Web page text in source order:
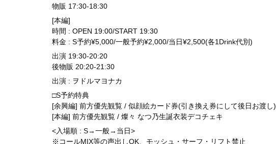
物販 17:30-18:30
[本編]
時間 : OPEN 19:00/START 19:30
料金 : S予約¥5,000/一般予約¥2,000/当日¥2,500(各1Drink代別)
出演 19:30-20:20
後物販 20:20-21:30
出演 : ヲドルマヨナカ
□S予約特典
[余興編] 前方優先観覧 / 似顔絵カード券(引き換え券にして後日お渡し)
[本編] 前方優先観覧 / 燦々 なつ乃生誕衣装デコチェキ
<入場順 : S→一般→当日>
※コールMIX等の声出しOK、モッシュ・サーフ・リフト禁止